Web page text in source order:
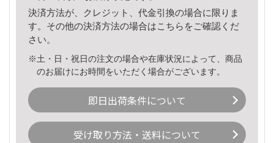
決済方法が、クレジット、代金引換の場合に限りま
す。その他の決済方法の場合はこちら をご確認くだ
さい。
※土・日・祝日の注文の場合や在庫状況によって、商品
のお届けにお時間をいただく場合がございます。
即日出荷条件について
受け取り方法・送料について